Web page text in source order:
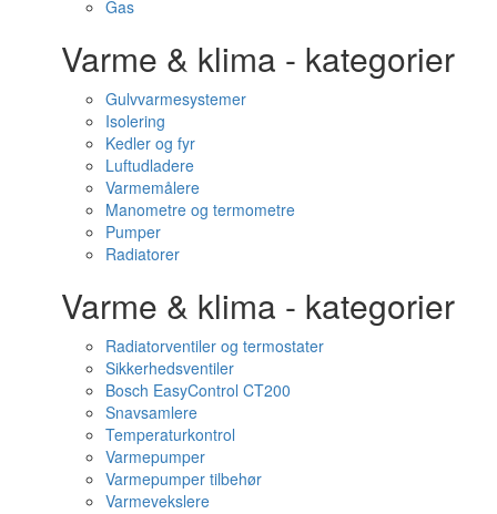
Gas
Varme & klima - kategorier
Gulvvarmesystemer
Isolering
Kedler og fyr
Luftudladere
Varmemålere
Manometre og termometre
Pumper
Radiatorer
Varme & klima - kategorier
Radiatorventiler og termostater
Sikkerhedsventiler
Bosch EasyControl CT200
Snavsamlere
Temperaturkontrol
Varmepumper
Varmepumper tilbehør
Varmevekslere